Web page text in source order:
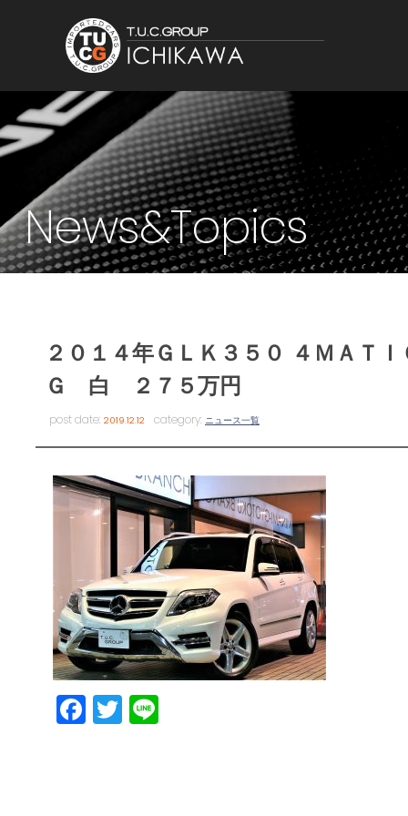
News&Topics
２０１４年ＧＬＫ３５０ ４ＭＡＴ
Ｇ 白 ２７５万円
post date:2019.12.12 category: ニュース一覧
Facebook
Twitter